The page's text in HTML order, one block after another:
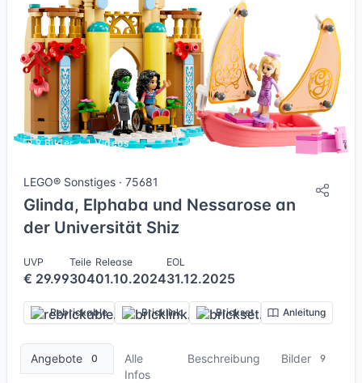
9 Bilder + 1 Videos
LEGO® Sonstiges · 75681
Glinda, Elphaba und Nessarose an
der Universität Shiz
UVP
€ 29.99
Teile
304
Release
01.10.2024
EOL
31.12.2025
Rebrickable Bricklink Brickset Anleitung
Angebote 0
Alle
Infos
Beschreibung Bilder 9